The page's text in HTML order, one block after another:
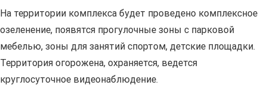
На территории комплекса будет проведено комплексное
озеленение, появятся прогулочные зоны с парковой
мебелью, зоны для занятий спортом, детские площадки.
Территория огорожена, охраняется, ведется
круглосуточное видеонаблюдение.